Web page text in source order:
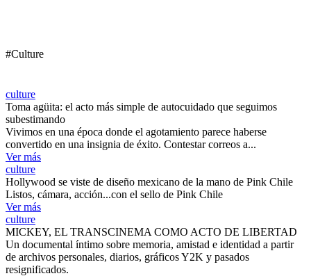
#Culture
culture
Toma agüita: el acto más simple de autocuidado que seguimos
subestimando
Vivimos en una época donde el agotamiento parece haberse
convertido en una insignia de éxito. Contestar correos a...
Ver más
culture
Hollywood se viste de diseño mexicano de la mano de Pink Chile
Listos, cámara, acción...con el sello de Pink Chile
Ver más
culture
MICKEY, EL TRANSCINEMA COMO ACTO DE LIBERTAD
Un documental íntimo sobre memoria, amistad e identidad a partir
de archivos personales, diarios, gráficos Y2K y pasados
resignificados.